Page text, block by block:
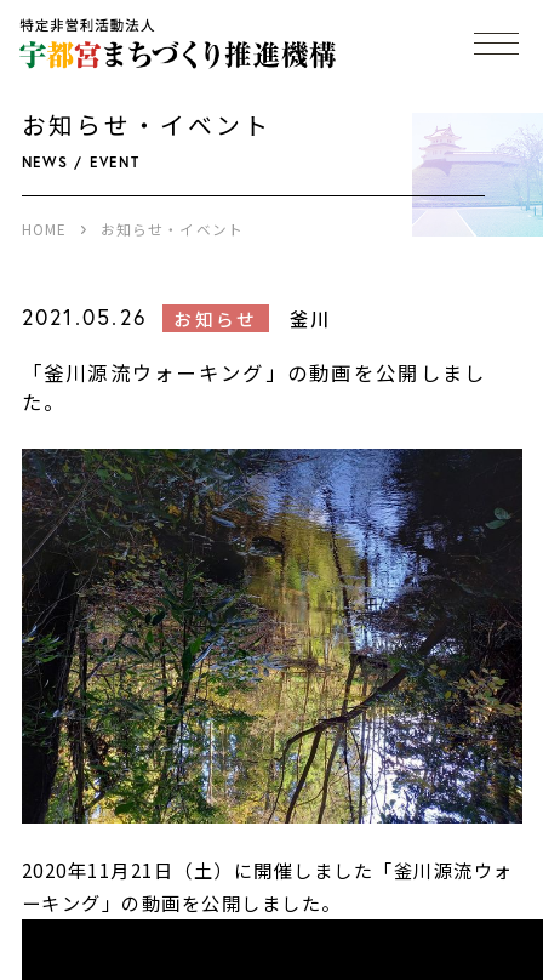
お知らせ・イベント
NEWS / EVENT
HOME お知らせ・イベント
2021.05.26 お知らせ 釜川
「釜川源流ウォーキング」の動画を公開しまし
た。
2020年11月21日（土）に開催しました「釜川源流ウォ
ーキング」の動画を公開しました。